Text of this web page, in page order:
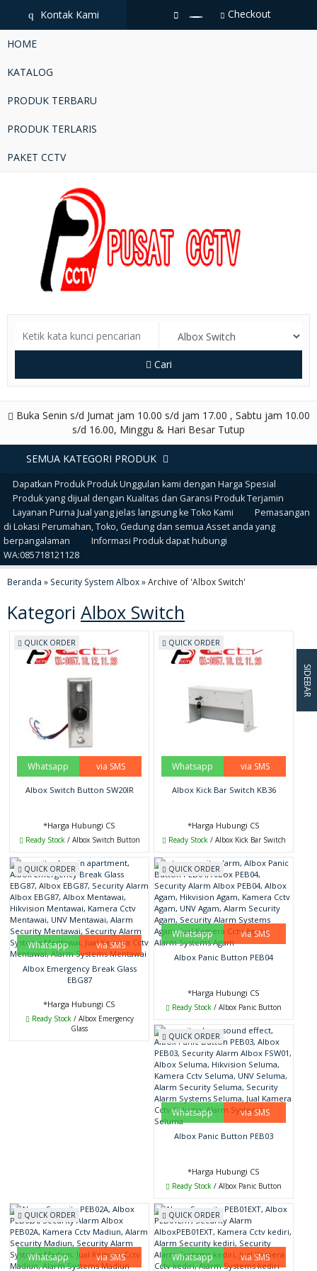
q Kontak Kami Checkout
HOME
KATALOG
PRODUK TERBARU
PRODUK TERLARIS
PAKET CCTV
Cari
Buka Senin s/d Jumat jam 10.00 s/d jam 17.00 , Sabtu jam 10.00
s/d 16.00, Minggu & Hari Besar Tutup
SEMUA KATEGORI PRODUK
Dapatkan Produk Produk Unggulan kami dengan Harga Spesial
Produk yang dijual dengan Kualitas dan Garansi Produk Terjamin
Layanan Purna Jual yang jelas langsung ke Toko Kami
Pemasangan
di Lokasi Perumahan, Toko, Gedung dan semua Asset anda yang
berpangalaman
Informasi Produk dapat hubungi
WA:085718121128
Beranda » Security System Albox»Archive of 'Albox Switch'
Kategori Albox Switch
QUICK ORDER
Whatsapp via SMS
Albox Switch Button SW20IR
*Harga Hubungi CS
Ready Stock/ Albox Switch Button
QUICK ORDER
Whatsapp via SMS
Albox Kick Bar Switch KB36
*Harga Hubungi CS
Ready Stock/ Albox Kick Bar Switch
QUICK ORDER
Whatsapp via SMS
Albox Emergency Break Glass
EBG87
*Harga Hubungi CS
Ready Stock/ Albox Emergency
Glass
QUICK ORDER
Whatsapp via SMS
Albox Panic Button PEB04
*Harga Hubungi CS
Ready Stock / Albox Panic Button
QUICK ORDER
Whatsapp via SMS
Albox Panic Button PEB03
*Harga Hubungi CS
Ready Stock / Albox Panic Button
QUICK ORDER
Whatsapp via SMS
QUICK ORDER
Whatsapp via SMS
SIDEBAR